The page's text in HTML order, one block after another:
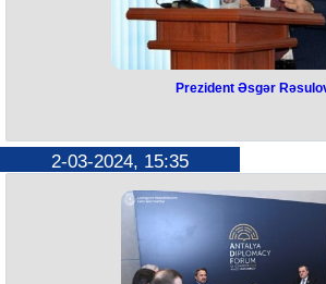
etdi
görə Əsgər Adil oğlu Rəsulov 2-ci dərəcəli
Prezident İlham Əliyev bununla
Qeyd edək ki, Azərbaycan
filologiya üzrə elmlər doktoru, professor
qeyd edir.
Prezident Əsgər
2-03-2024, 15:35